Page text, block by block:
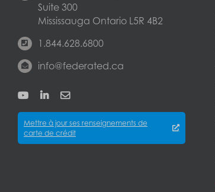
Suite 300
Mississauga Ontario L5R 4B2
1.844.628.6800
info@federated.ca
Mettre à jour ses renseignements de
carte de crédit